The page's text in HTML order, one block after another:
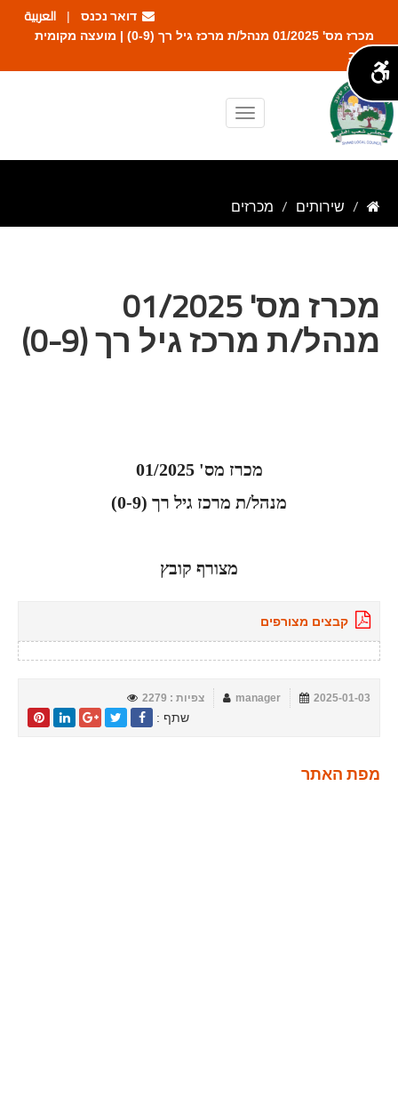
דואר נכנס | العربية
מכרז מס' 01/2025 מנהל/ת מרכז גיל רך (0-9) | מועצה מקומית
שעב
שירותים מכרזים
מכרז מס' 01/2025
מנהל/ת מרכז גיל רך (0-9)
מכרז מס' 01/2025
מנהל/ת מרכז גיל רך (0-9)
מצורף קובץ
קבצים מצורפים
2025-01-03
manager צפיות : 2279
שתף :
מפת האתר